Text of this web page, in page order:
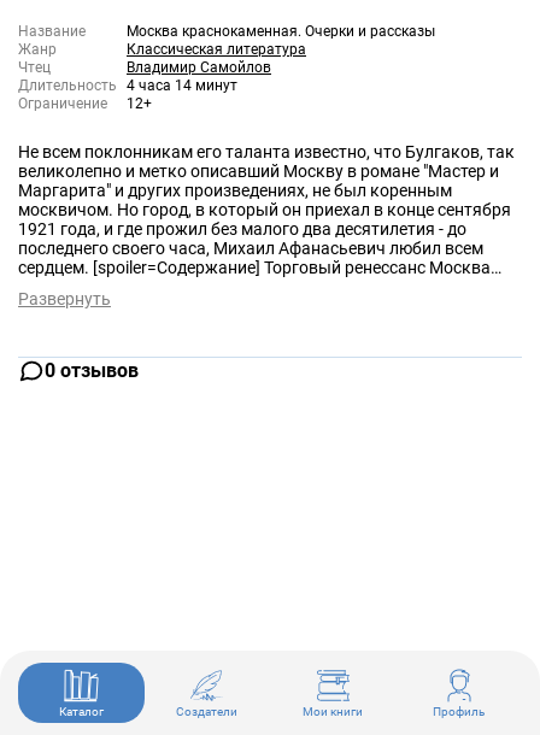
Название
Москва краснокаменная. Очерки и рассказы
Жанр
Классическая литература
Чтец
Владимир Самойлов
Длительность
4 часа 14 минут
Ограничение
12+
Не всем поклонникам его таланта известно, что Булгаков, так
великолепно и метко описавший Москву в романе "Мастер и
Маргарита" и других произведениях, не был коренным
москвичом. Но город, в который он приехал в конце сентября
1921 года, и где прожил без малого два десятилетия - до
последнего своего часа, Михаил Афанасьевич любил всем
сердцем. [spoiler=Содержание] Торговый ренессанс Москва
Интернационала 1-ая детская коммуна Сорок сороков Под
жизни и смерти Воспоминание Москва 20-х годов [/spoiler]
Развернуть
0 отзывов
Каталог Создатели Мои книги Профиль